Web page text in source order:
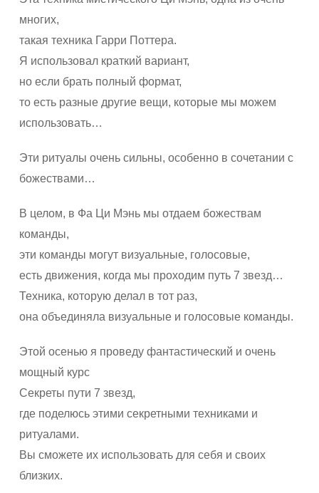
многих,
такая техника Гарри Поттера.
Я использовал краткий вариант,
но если брать полный формат,
то есть разные другие вещи, которые мы можем
использовать…
Эти ритуалы очень сильны, особенно в сочетании с
божествами…
В целом, в Фа Ци Мэнь мы отдаем божествам
команды,
эти команды могут визуальные, голосовые,
есть движения, когда мы проходим путь 7 звезд…
Техника, которую делал в тот раз,
она объединяла визуальные и голосовые команды.
Этой осенью я проведу фантастический и очень
мощный курс
Секреты пути 7 звезд,
где поделюсь этими секретными техниками и
ритуалами.
Вы сможете их использовать для себя и своих
близких.